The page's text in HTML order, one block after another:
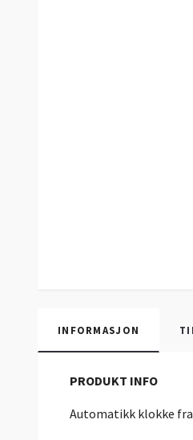
INFORMASJON
PRODUKT INFO
Automatikk klokke fra